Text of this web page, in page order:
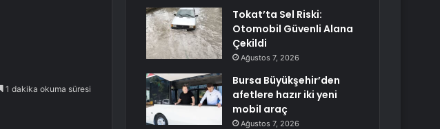
1 dakika okuma süresi
Tokat’ta Sel Riski:
Otomobil Güvenli Alana
Çekildi
Ağustos 7, 2026
Bursa Büyükşehir’den
afetlere hazır iki yeni
mobil araç
Ağustos 7, 2026